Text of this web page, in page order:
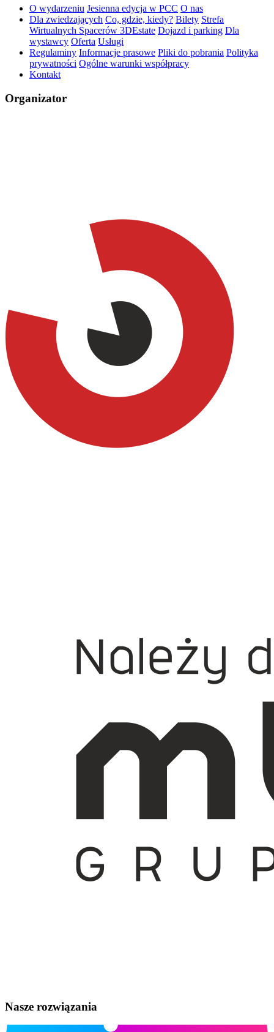
O wydarzeniu Jesienna edycja w PCC O nas
Dla zwiedzających Co, gdzie, kiedy? Bilety Strefa
Wirtualnych Spacerów 3DEstate Dojazd i parking Dla
wystawcy Oferta Usługi
Regulaminy Informacje prasowe Pliki do pobrania Polityka
prywatności Ogólne warunki współpracy
Kontakt
Organizator
Nasze rozwiązania